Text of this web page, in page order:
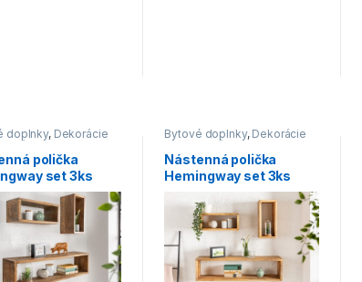
doplnky, Dekorácie
Nábytok
polička
set 3ks
hnedá
Bytové doplnky, Dekorácie
do bytu
Nábytok
Regály
Nástenná polička
Hemingway set 3ks
Mango prírodná